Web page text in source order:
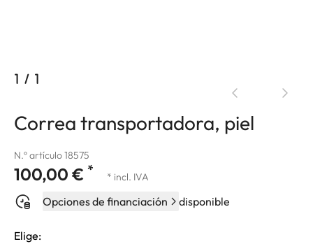
1 / 1
Correa transportadora, piel
N.º artículo 18575
100,00 € * * incl. IVA
Opciones de financiación disponible
Elige: